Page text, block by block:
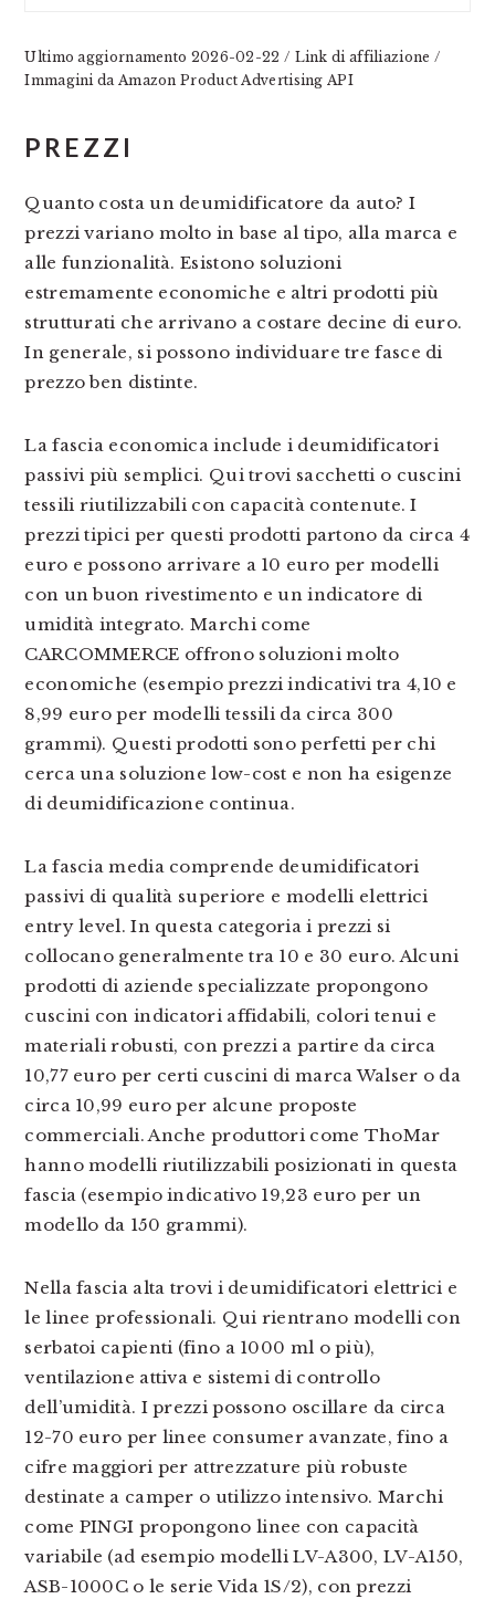
Ultimo aggiornamento 2026-02-22 / Link di affiliazione /
Immagini da Amazon Product Advertising API
PREZZI
Quanto costa un deumidificatore da auto? I
prezzi variano molto in base al tipo, alla marca e
alle funzionalità. Esistono soluzioni
estremamente economiche e altri prodotti più
strutturati che arrivano a costare decine di euro.
In generale, si possono individuare tre fasce di
prezzo ben distinte.
La fascia economica include i deumidificatori
passivi più semplici. Qui trovi sacchetti o cuscini
tessili riutilizzabili con capacità contenute. I
prezzi tipici per questi prodotti partono da circa 4
euro e possono arrivare a 10 euro per modelli
con un buon rivestimento e un indicatore di
umidità integrato. Marchi come
CARCOMMERCE offrono soluzioni molto
economiche (esempio prezzi indicativi tra 4,10 e
8,99 euro per modelli tessili da circa 300
grammi). Questi prodotti sono perfetti per chi
cerca una soluzione low-cost e non ha esigenze
di deumidificazione continua.
La fascia media comprende deumidificatori
passivi di qualità superiore e modelli elettrici
entry level. In questa categoria i prezzi si
collocano generalmente tra 10 e 30 euro. Alcuni
prodotti di aziende specializzate propongono
cuscini con indicatori affidabili, colori tenui e
materiali robusti, con prezzi a partire da circa
10,77 euro per certi cuscini di marca Walser o da
circa 10,99 euro per alcune proposte
commerciali. Anche produttori come ThoMar
hanno modelli riutilizzabili posizionati in questa
fascia (esempio indicativo 19,23 euro per un
modello da 150 grammi).
Nella fascia alta trovi i deumidificatori elettrici e
le linee professionali. Qui rientrano modelli con
serbatoi capienti (fino a 1000 ml o più),
ventilazione attiva e sistemi di controllo
dell’umidità. I prezzi possono oscillare da circa
12-70 euro per linee consumer avanzate, fino a
cifre maggiori per attrezzature più robuste
destinate a camper o utilizzo intensivo. Marchi
come PINGI propongono linee con capacità
variabile (ad esempio modelli LV-A300, LV-A150,
ASB-1000C o le serie Vida 1S/2), con prezzi